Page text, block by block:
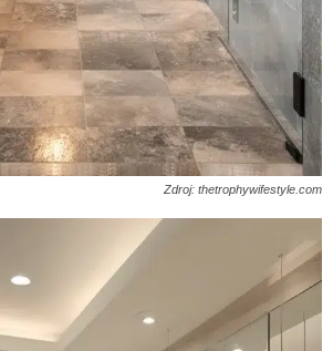
Zdroj: thetrophywifestyle.com